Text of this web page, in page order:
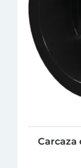
Carcaza